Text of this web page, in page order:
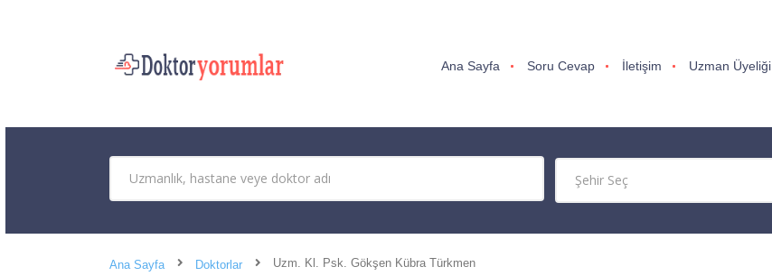
Ana Sayfa Soru Cevap İletişim Uzman Üyeliği
Ana Sayfa Doktorlar Uzm. Kl. Psk. Gökşen Kübra Türkmen